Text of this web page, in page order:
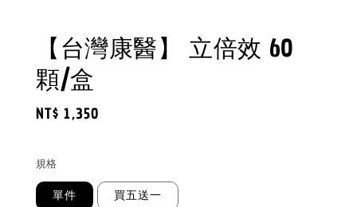
【台灣康醫】 立倍效 60
顆/盒
Regular
NT$ 1,350
規格
單件 買五送一